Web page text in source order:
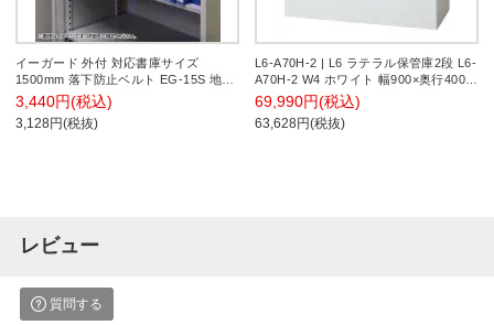
イーガード 外付 対応書庫サイズ
1500mm 落下防止ベルト EG-15S 地震
対策 耐震 防災 固定
3,440円(税込)
3,128円(税抜)
L6-A70H-2 | L6 ラテラル保管庫2段 L6-
A70H-2 W4 ホワイト 幅900×奥行400×
高さ720mm プラス(PLUS)
69,990円(税込)
63,628円(税抜)
レビュー
質問する